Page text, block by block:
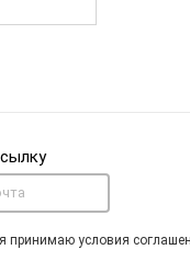
принимаю условия